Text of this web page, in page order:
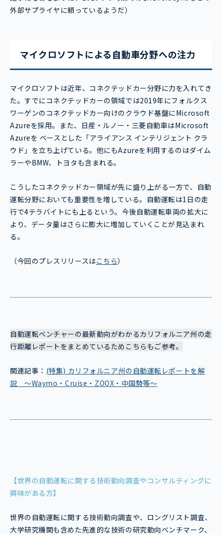
外部サプライヤに頼っているようだ）
マイクロソフトによる自動車分野への注力
マイクロソフトは近年、コネクテッドカー分野に力を入れてき
た。すでにコネクテッドカーの領域では2019年にフォルクス
ワーゲンのコネクテッドカー向けのクラウド基盤にMicrosoft
Azureを採用。また、日産・ルノー・三菱自動車はMicrosoft
Azureを ベースとした「アライアンス インテリジェント クラ
ウド」を立ち上げている。他にもAzureを利用するのはダイム
ラーやBMW、トヨタも含まれる。
こうしたコネクテッドカー領域が先に盛り上がる一方で、自動
運転分野においても重要性を増している。自動運転は1日の走
行で4テラバイトにも上るという。今後自動運転車両の拡大に
より、データ量はさらに膨大に増加していくことが見込まれ
る。
（今回のプレスリリースはこちら）
自動運転ベンチャーの最新動向がわかるカリフォルニア州の走
行距離レポートをまとめているためこちらもご参考。
関連記事： (特集) カリフォルニア州の自動運転レポートを解
説 ～Waymo・Cruise・ZOOX・中国勢等～
【世界の自動運転に関する技術動向調査やコンサルティングに
興味がある方】
世界の自動運転に関する技術動向調査や、ロングリスト調査、
大学研究機関も含めた先進的な技術の研究動向ベンチマーク、